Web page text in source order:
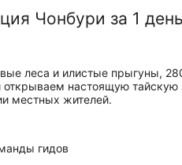
Чонбури за 1
леса и илистые прыгуны,
настоящую
местных жителей.
гидов